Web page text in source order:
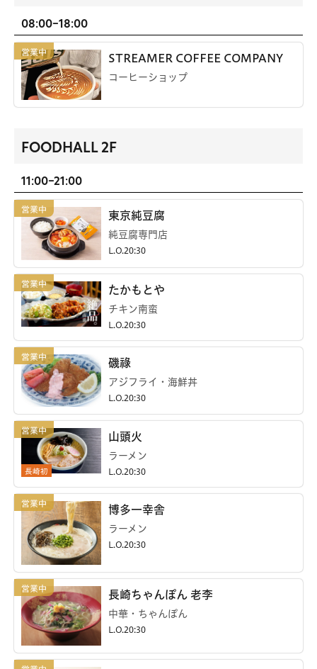
08:00-18:00
STREAMER COFFEE COMPANY
コーヒーショップ
FOODHALL 2F
11:00-21:00
東京純豆腐
純豆腐専門店
L.O.20:30
たかもとや
チキン南蛮
L.O.20:30
磯祿
アジフライ・海鮮丼
L.O.20:30
長崎初
山頭火
ラーメン
L.O.20:30
博多一幸舎
ラーメン
L.O.20:30
長崎ちゃんぽん 老李
中華・ちゃんぽん
L.O.20:30